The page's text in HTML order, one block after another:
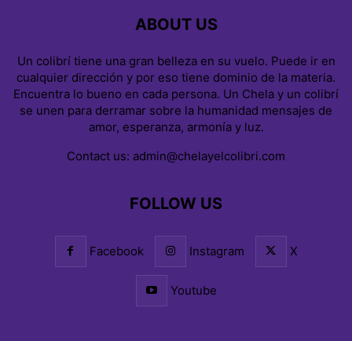
ABOUT US
Un colibrí tiene una gran belleza en su vuelo. Puede ir en
cualquier dirección y por eso tiene dominio de la materia.
Encuentra lo bueno en cada persona. Un Chela y un colibrí
se unen para derramar sobre la humanidad mensajes de
amor, esperanza, armonía y luz.
Contact us: admin@chelayelcolibri.com
FOLLOW US
Facebook Instagram X
Youtube